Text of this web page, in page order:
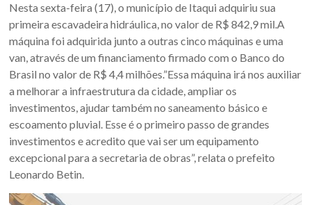
Oeste
–
RS
Site
da
Associação
dos
Municípios
da
Fronteira
Nesta sexta-feira (17), o município de Itaqui adquiriu sua
primeira escavadeira hidráulica, no valor de R$ 842,9 mil.A
máquina foi adquirida junto a outras cinco máquinas e uma
van, através de um financiamento firmado com o Banco do
Brasil no valor de R$ 4,4 milhões.”Essa máquina irá nos auxiliar
a melhorar a infraestrutura da cidade, ampliar os
investimentos, ajudar também no saneamento básico e
escoamento pluvial. Esse é o primeiro passo de grandes
investimentos e acredito que vai ser um equipamento
excepcional para a secretaria de obras”, relata o prefeito
Leonardo Betin.